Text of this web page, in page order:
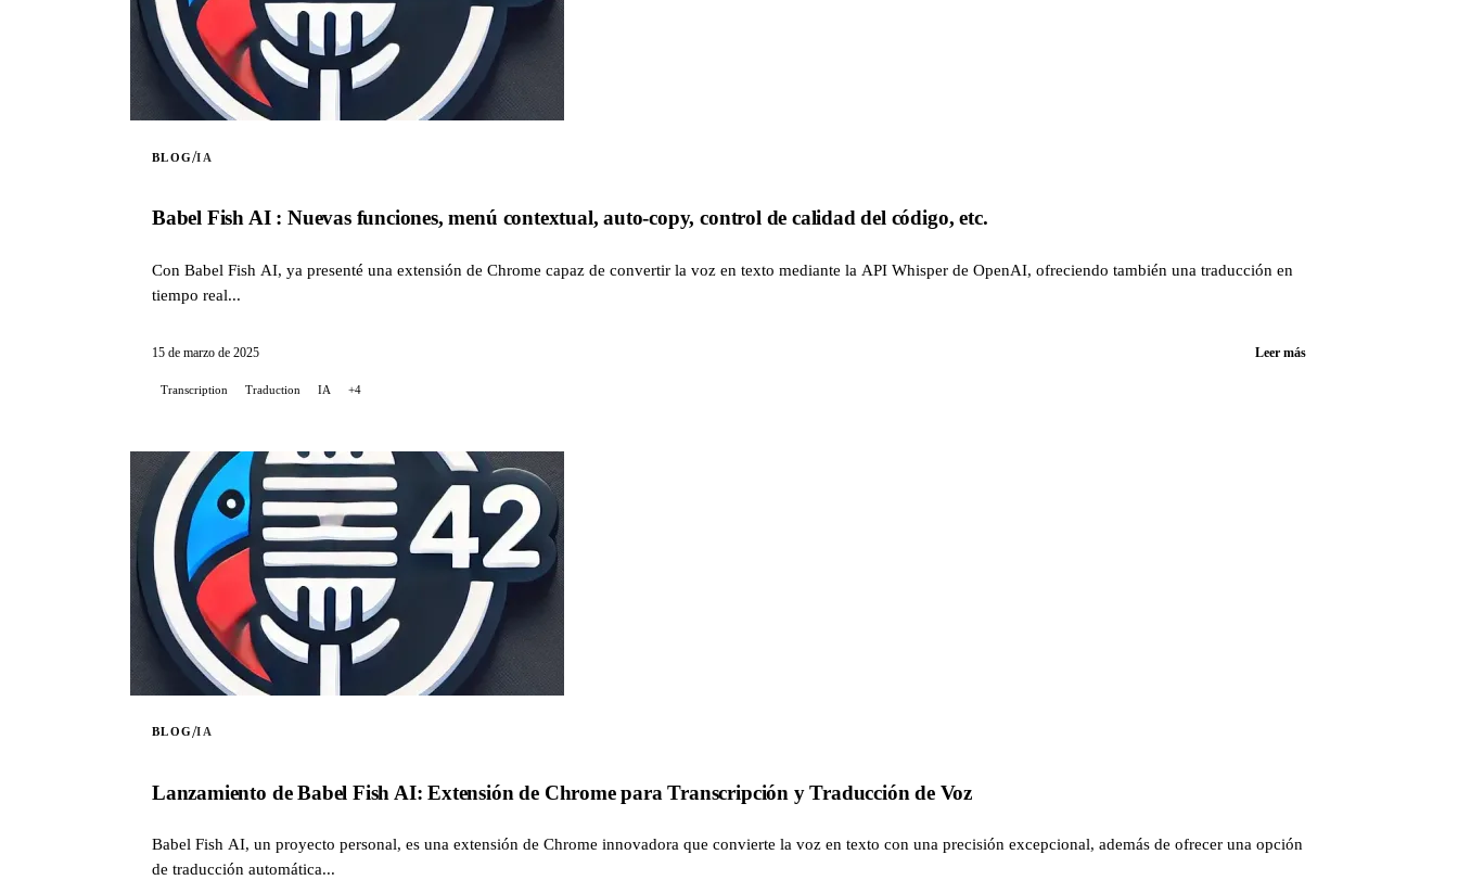
BLOG/IA
Babel Fish AI : Nuevas funciones, menú contextual, auto-copy, control de calidad del código, etc.
Con Babel Fish AI, ya presenté una extensión de Chrome capaz de convertir la voz en texto mediante la API Whisper de OpenAI, ofreciendo también una traducción en
tiempo real...
15 de marzo de 2025 Leer más
Transcription Traduction IA +4
BLOG/IA
Lanzamiento de Babel Fish AI: Extensión de Chrome para Transcripción y Traducción de Voz
Babel Fish AI, un proyecto personal, es una extensión de Chrome innovadora que convierte la voz en texto con una precisión excepcional, además de ofrecer una opción
de traducción automática...